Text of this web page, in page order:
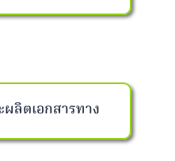
ลิตเอกสารทาง